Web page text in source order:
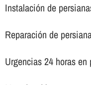
Instalación de
Reparación de
Urgencias 24 horas